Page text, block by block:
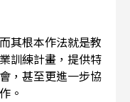
其根本作法就是教
訓練計畫，提供特
，甚至更進一步協
。